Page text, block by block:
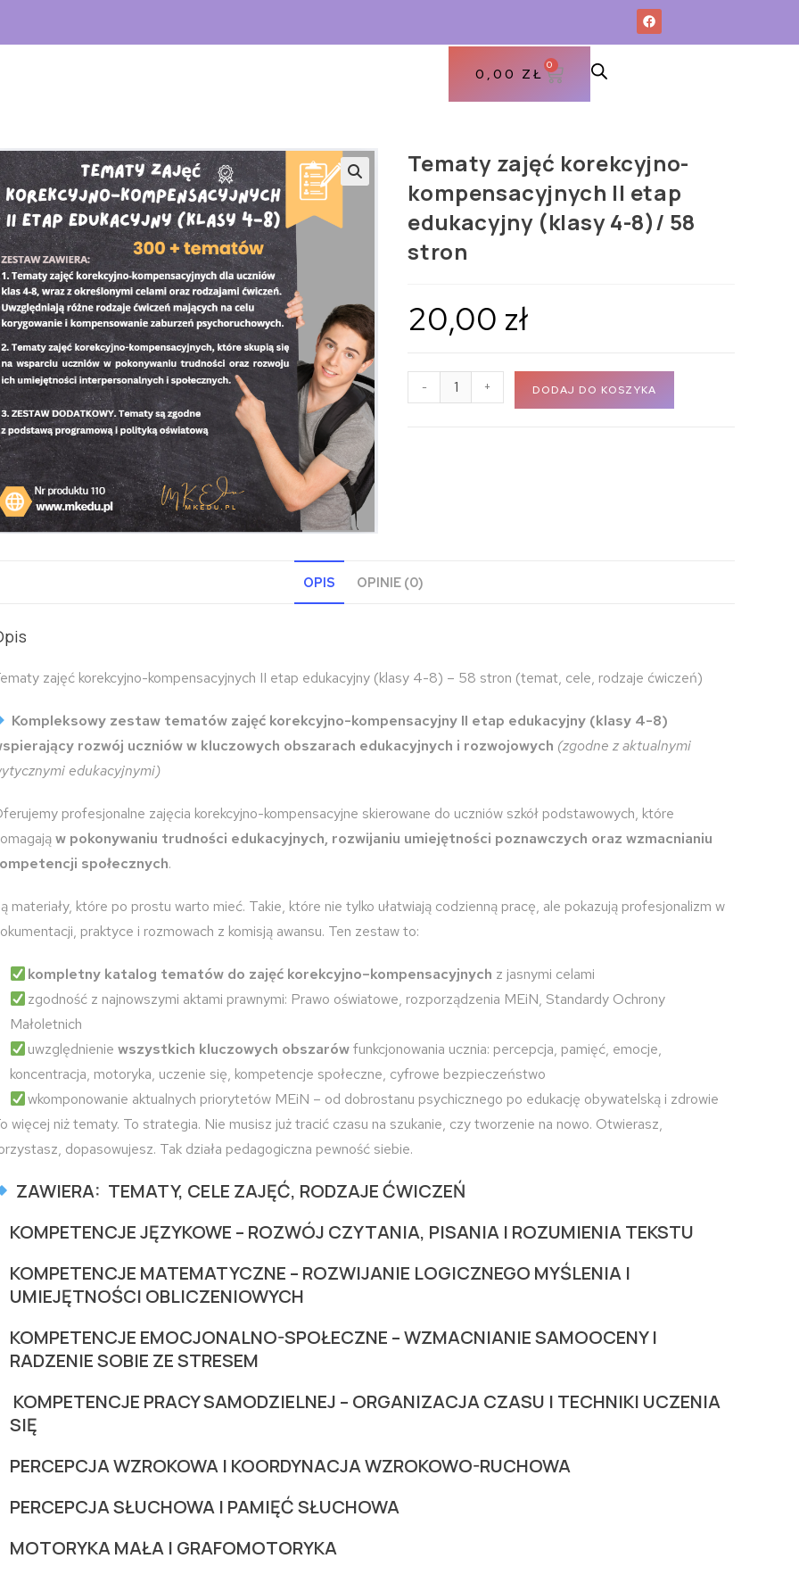
0,00 ZŁ
0
Tematy zajęć korekcyjno-
kompensacyjnych II etap
edukacyjny (klasy 4-8)/ 58
stron
20,00 zł
- + DODAJ DO KOSZYKA
OPIS OPINIE (0)
zajęć korekcyjno-kompensacyjnych II etap edukacyjny (klasy 4-8) – 58 stron (temat, cele, rodzaje ćwiczeń)
Kompleksowy zestaw tematów zajęć korekcyjno-kompensacyjny II etap edukacyjny (klasy 4-8)
rozwój uczniów w kluczowych obszarach edukacyjnych i rozwojowych (zgodne z aktualnymi
edukacyjnymi)
profesjonalne zajęcia korekcyjno-kompensacyjne skierowane do uczniów szkół podstawowych, które
w pokonywaniu trudności edukacyjnych, rozwijaniu umiejętności poznawczych oraz wzmacnianiu
społecznych.
materiały, które po prostu warto mieć. Takie, które nie tylko ułatwiają codzienną pracę, ale pokazują profesjonalizm w
praktyce i rozmowach z komisją awansu. Ten zestaw to:
kompletny katalog tematów do zajęć korekcyjno–kompensacyjnych z jasnymi celami
zgodność z najnowszymi aktami prawnymi: Prawo oświatowe, rozporządzenia MEiN, Standardy Ochrony
Małoletnich
uwzględnieniewszystkich kluczowych obszarówfunkcjonowania ucznia: percepcja, pamięć, emocje,
koncentracja, motoryka, uczenie się, kompetencje społeczne, cyfrowe bezpieczeństwo
wkomponowanie aktualnych priorytetów MEiN – od dobrostanu psychicznego po edukację obywatelską i zdrowie
więcej niż tematy. To strategia. Nie musisz już tracić czasu na szukanie, czy tworzenie na nowo. Otwierasz,
dopasowujesz. Tak działa pedagogiczna pewność siebie.
ZAWIERA: TEMATY, CELE ZAJĘĆ, RODZAJE ĆWICZEŃ
KOMPETENCJE JĘZYKOWE – ROZWÓJ CZYTANIA, PISANIA I ROZUMIENIA TEKSTU
KOMPETENCJE MATEMATYCZNE – ROZWIJANIE LOGICZNEGO MYŚLENIA I
UMIEJĘTNOŚCI OBLICZENIOWYCH
KOMPETENCJE EMOCJONALNO-SPOŁECZNE – WZMACNIANIE SAMOOCENY I
RADZENIE SOBIE ZE STRESEM
KOMPETENCJE PRACY SAMODZIELNEJ – ORGANIZACJA CZASU I TECHNIKI UCZENIA
SIĘ
PERCEPCJA WZROKOWA I KOORDYNACJA WZROKOWO-RUCHOWA
PERCEPCJA SŁUCHOWA I PAMIĘĆ SŁUCHOWA
MOTORYKA MAŁA I GRAFOMOTORYKA